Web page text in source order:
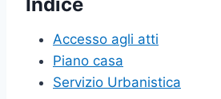
Indice
Accesso agli atti
Piano casa
Servizio Urbanistica